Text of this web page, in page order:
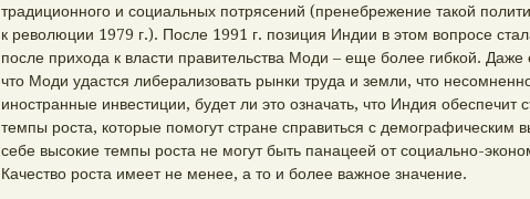
традиционного и социальных потрясений (пренебрежение такой
к революции 1979 г.). После 1991 г. позиция Индии в этом вопросе
после прихода к власти правительства Моди – еще более гибкой. Даже
что Моди удастся либерализовать рынки труда и земли, что
иностранные инвестиции, будет ли это означать, что Индия обеспечит
темпы роста, которые помогут стране справиться с демографическим
себе высокие темпы роста не могут быть панацеей от социально-
Качество роста имеет не менее, а то и более важное значение.